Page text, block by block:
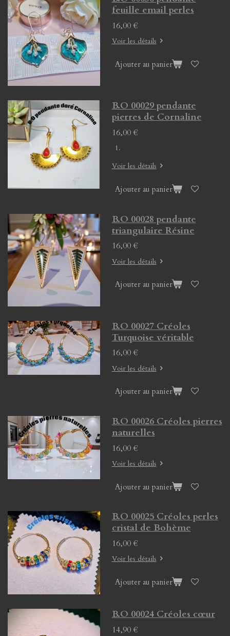
feuille email perles
16,00 €
Voir les détails
Ajouter au panier
B.O 00029 pendante
pierres de Cornaline
16,00 €
Voir les détails
Ajouter au panier
B.O 00028 pendante
triangulaire Résine
16,00 €
Voir les détails
Ajouter au panier
B.O 00027 Créoles
Turquoise véritable
16,00 €
Voir les détails
Ajouter au panier
B.O 00026 Créoles pierres
naturelles
16,00 €
Voir les détails
Ajouter au panier
B.O 00025 Créoles perles
cristal de Bohème
16,00 €
Voir les détails
Ajouter au panier
B.O 00024 Créoles cœur
14,90 €